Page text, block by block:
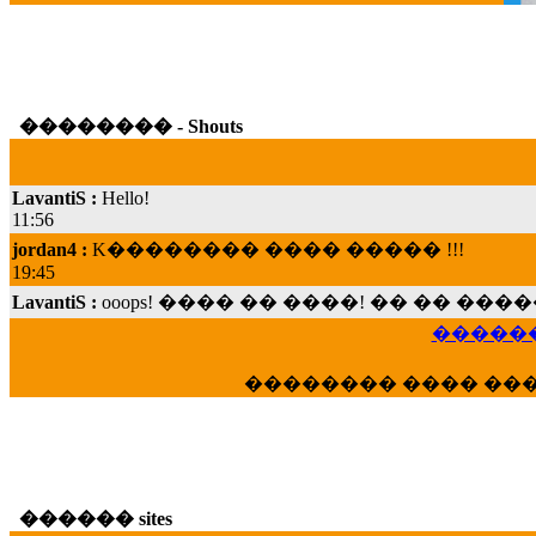
�������� - Shouts
11:56
jordan4 :
19:45
LavantiS :
���; ���� ��� ��� �������� ����
veronica :E���� 2012 ��� ����� ���
�������� ����
������ sites